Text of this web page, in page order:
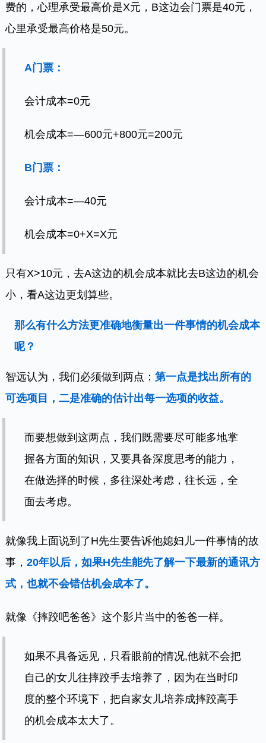
费的，心理承受最高价是X元，B这边会门票是40元，
心里承受最高价格是50元。
A门票：
会计成本=0元
机会成本=—600元+800元=200元
B门票：
会计成本=—40元
机会成本=0+X=X元
只有X>10元，去A这边的机会成本就比去B这边的机会
小，看A这边更划算些。
那么有什么方法更准确地衡量出一件事情的机会成本
呢？
智远认为，我们必须做到两点：第一点是找出所有的
可选项目，二是准确的估计出每一选项的收益。
而要想做到这两点，我们既需要尽可能多地掌
握各方面的知识，又要具备深度思考的能力，
在做选择的时候，多往深处考虑，往长远，全
面去考虑。
就像我上面说到了H先生要告诉他媳妇儿一件事情的故
事，20年以后，如果H先生能先了解一下最新的通讯方
式，也就不会错估机会成本了。
就像《摔跤吧爸爸》这个影片当中的爸爸一样。
如果不具备远见，只看眼前的情况,他就不会把
自己的女儿往摔跤手去培养了，因为在当时印
度的整个环境下，把自家女儿培养成摔跤高手
的机会成本太大了。